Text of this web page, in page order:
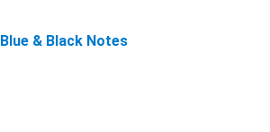
Blue & Black Notes